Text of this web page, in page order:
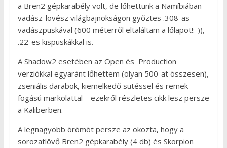
a Bren2 gépkarabély volt, de lőhettünk a Namíbiában
vadász-lövész világbajnokságon győztes .308-as
vadászpuskával (600 méterről eltaláltam a lőlapot!:-)),
.22-es kispuskákkal is.
A Shadow2 esetében az Open és Production
verziókkal egyaránt lőhettem (olyan 500-at összesen),
zseniális darabok, kiemelkedő sütéssel és remek
fogású markolattal – ezekről részletes cikk lesz persze
a Kaliberben.
A legnagyobb örömöt persze az okozta, hogy a
sorozatlövő Bren2 gépkarabély (4 db) és Skorpion